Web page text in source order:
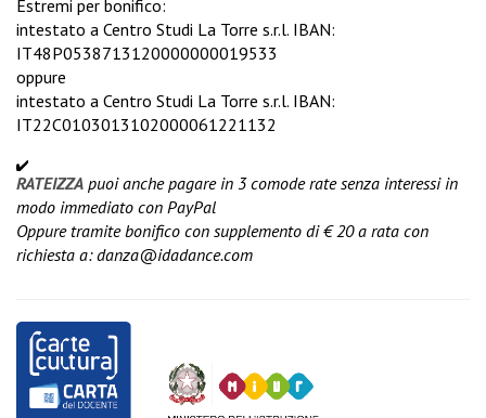
Estremi per bonifico:
intestato a Centro Studi La Torre s.r.l. IBAN:
IT48P0538713120000000019533
oppure
intestato a Centro Studi La Torre s.r.l. IBAN:
IT22C0103013102000061221132
RATEIZZA puoi anche pagare in 3 comode rate senza interessi in
modo immediato con PayPal
Oppure tramite bonifico con supplemento di € 20 a rata con
richiesta a:danza@idadance.com